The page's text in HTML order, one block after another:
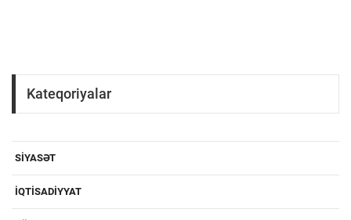
Kateqoriyalar
SIYASƏT
IQTISADIYYAT